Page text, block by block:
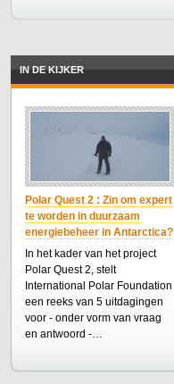
IN DE KIJKER
Polar Quest 2 : Zin om expert
te worden in duurzaam
energiebeheer in Antarctica?
In het kader van het project
Polar Quest 2, stelt
International Polar Foundation
een reeks van 5 uitdagingen
voor - onder vorm van vraag
en antwoord -…